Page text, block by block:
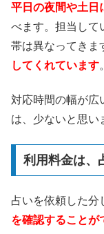
平日の夜間や土日
べます。担当して
帯は異なってきま
してくれています。
対応時間の幅が広
は、少ないと思い
利用料金は、
占いを依頼した分
を確認することが